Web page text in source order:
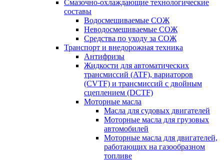
Смазочно-охлаждающие технологические
составы
Водосмешиваемые СОЖ
Неводосмешиваемые СОЖ
Средства по уходу за СОЖ
Транспорт и внедорожная техника
Антифризы
Жидкости для автоматических
трансмиссий (ATF), вариаторов
(CVTF) и трансмиссий с двойным
сцеплением (DCTF)
Моторные масла
Масла для судовых двигателей
Моторные масла для грузовых
автомобилей
Моторные масла для двигателей,
работающих на газообразном
топливе